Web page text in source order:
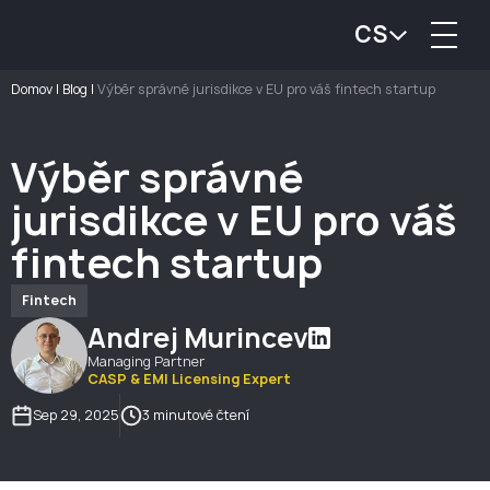
CS
Domov | Blog | Výběr správné jurisdikce v EU pro váš fintech startup
Výběr správné
jurisdikce v EU pro váš
fintech startup
Fintech
Andrej Murincev
Managing Partner
CASP & EMI Licensing Expert
Sep 29, 2025
3 minutové čtení